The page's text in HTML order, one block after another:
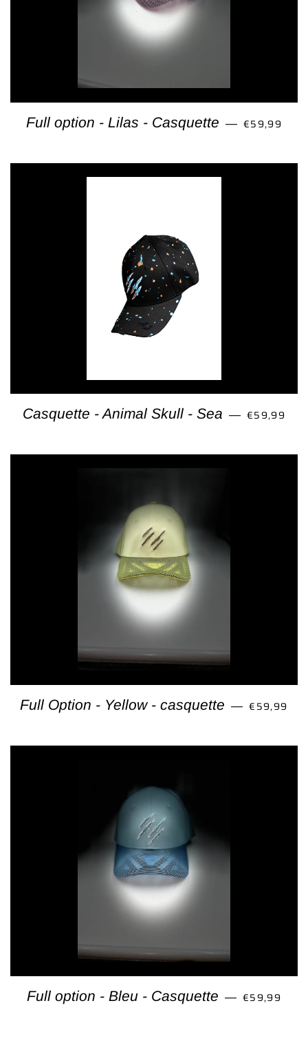
Full option - Lilas - Casquette — PRIX
€59,99
Casquette - Animal Skull - Sea — PRIX
€59,99
Full Option - Yellow - casquette — PRIX
€59,99
Full option - Bleu - Casquette — PRIX
€59,99